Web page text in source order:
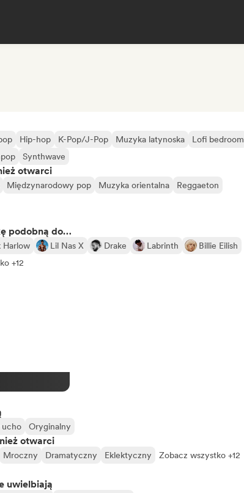
Hip-hop K-Pop/J-Pop Muzyka latynoska
Lofi bedroom
Synthwave
otwarci
Międzynarodowy pop Muzyka orientalna
Reggaeton
podobną do…
Harlow Lil Nas X Drake Labrinth
Billie Eilish
+12
ucho Oryginalny
otwarci
Mroczny Dramatyczny Eklektyczny Zobacz wszystko +12
uwielbiają